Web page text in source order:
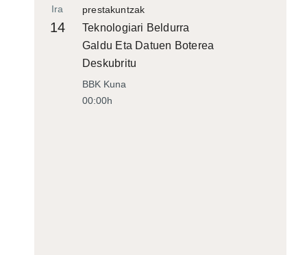
prestakuntzak
Ira
14
Teknologiari Beldurra
Galdu Eta Datuen Boterea
Deskubritu
BBK Kuna
00:00h